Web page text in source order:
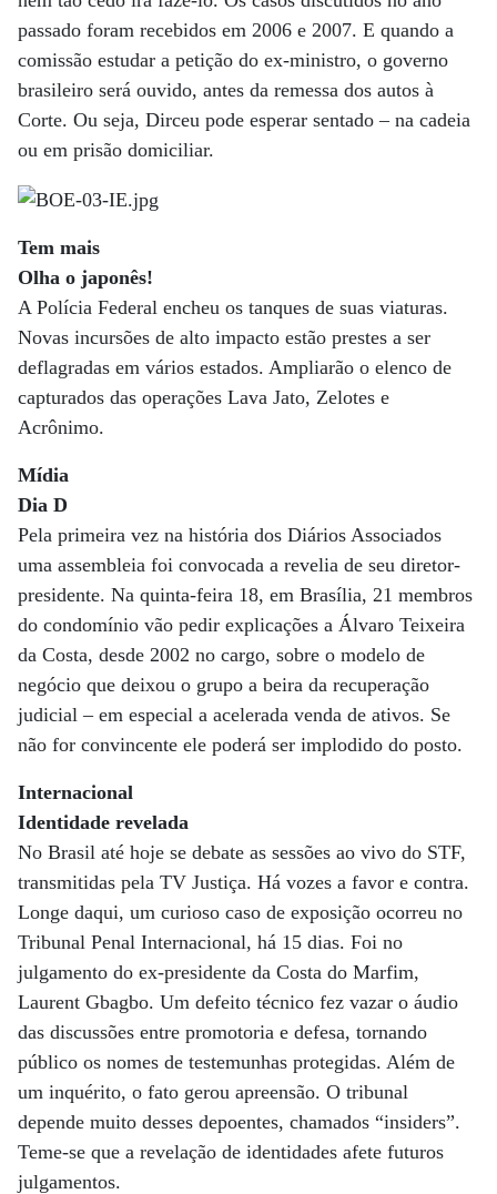
passado foram recebidos em 2006 e 2007. E quando a
comissão estudar a petição do ex-ministro, o governo
brasileiro será ouvido, antes da remessa dos autos à
Corte. Ou seja, Dirceu pode esperar sentado – na cadeia
ou em prisão domiciliar.
Tem mais
Olha o japonês!
A Polícia Federal encheu os tanques de suas viaturas.
Novas incursões de alto impacto estão prestes a ser
deflagradas em vários estados. Ampliarão o elenco de
capturados das operações Lava Jato, Zelotes e
Acrônimo.
Mídia
Dia D
Pela primeira vez na história dos Diários Associados
uma assembleia foi convocada a revelia de seu diretor-
presidente. Na quinta-feira 18, em Brasília, 21 membros
do condomínio vão pedir explicações a Álvaro Teixeira
da Costa, desde 2002 no cargo, sobre o modelo de
negócio que deixou o grupo a beira da recuperação
judicial – em especial a acelerada venda de ativos. Se
não for convincente ele poderá ser implodido do posto.
Internacional
Identidade revelada
No Brasil até hoje se debate as sessões ao vivo do STF,
transmitidas pela TV Justiça. Há vozes a favor e contra.
Longe daqui, um curioso caso de exposição ocorreu no
Tribunal Penal Internacional, há 15 dias. Foi no
julgamento do ex-presidente da Costa do Marfim,
Laurent Gbagbo. Um defeito técnico fez vazar o áudio
das discussões entre promotoria e defesa, tornando
público os nomes de testemunhas protegidas. Além de
um inquérito, o fato gerou apreensão. O tribunal
depende muito desses depoentes, chamados “insiders”.
Teme-se que a revelação de identidades afete futuros
julgamentos.